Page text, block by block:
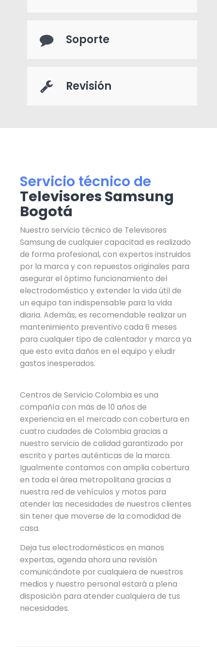
Soporte
Revisión
Servicio técnico de
Televisores Samsung
Bogotá
Nuestro servicio técnico de Televisores
Samsung de cualquier capacitad es realizado
de forma profesional, con expertos instruidos
por la marca y con repuestos originales para
asegurar el óptimo funcionamiento del
electrodoméstico y extender la vida útil de
un equipo tan indispensable para la vida
diaria. Además, es recomendable realizar un
mantenimiento preventivo cada 6 meses
para cualquier tipo de calentador y marca ya
que esto evita daños en el equipo y eludir
gastos inesperados.
Centros de Servicio Colombia es una
compañía con más de 10 años de
experiencia en el mercado con cobertura en
cuatro ciudades de Colombia gracias a
nuestro servicio de calidad garantizado por
escrito y partes auténticas de la marca.
Igualmente contamos con amplia cobertura
en toda el área metropolitana gracias a
nuestra red de vehículos y motos para
atender las necesidades de nuestros clientes
sin tener que moverse de la comodidad de
casa.
Deja tus electrodomésticos en manos
expertas, agenda ahora una revisión
comunicándote por cualquiera de nuestros
medios y nuestro personal estará a plena
disposición para atender cualquiera de tus
necesidades.